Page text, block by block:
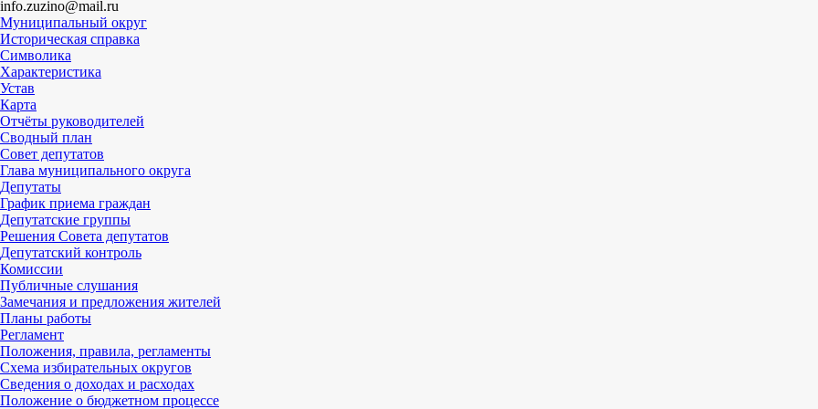
info.zuzino@mail.ru
Муниципальный округ
Историческая справка
Символика
Характеристика
Устав
Карта
Отчёты руководителей
Сводный план
Совет депутатов
Глава муниципального округа
Депутаты
График приема граждан
Депутатские группы
Решения Совета депутатов
Депутатский контроль
Комиссии
Публичные слушания
Замечания и предложения жителей
Планы работы
Регламент
Положения, правила, регламенты
Схема избирательных округов
Сведения о доходах и расходах
Положение о бюджетном процессе